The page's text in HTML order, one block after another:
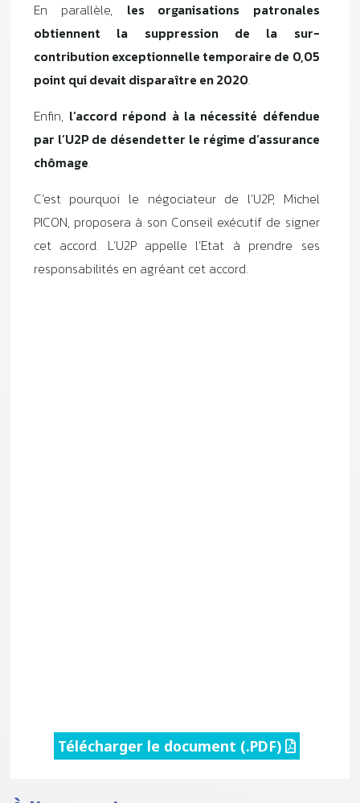
En parallèle, les organisations patronales
obtiennent la suppression de la sur-
contribution exceptionnelle temporaire de 0,05
point qui devait disparaître en 2020.
Enfin, l’accord répond à la nécessité défendue
par l’U2P de désendetter le régime d’assurance
chômage.
C’est pourquoi le négociateur de l’U2P, Michel
PICON, proposera à son Conseil exécutif de signer
cet accord. L’U2P appelle l’Etat à prendre ses
responsabilités en agréant cet accord.
Télécharger le document (.PDF)